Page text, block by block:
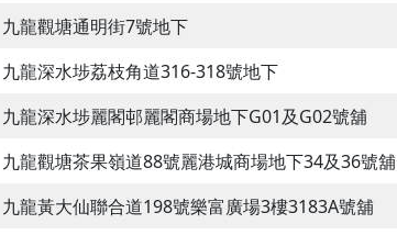
九龍觀塘通明街7號地下
九龍深水埗荔枝角道316-318號地下
九龍深水埗麗閣邨麗閣商場地下G01及G02號舖
九龍觀塘茶果嶺道88號麗港城商場地下34及36號舖
九龍黃大仙聯合道198號樂富廣場3樓3183A號舖